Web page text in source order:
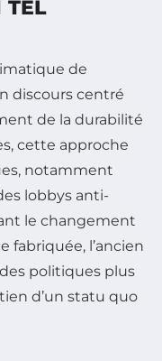
TEL
de
discours centré
de la durabilité
cette approche
notamment
lobbys anti-
le changement
l’ancien
politiques plus
d’un statu quo